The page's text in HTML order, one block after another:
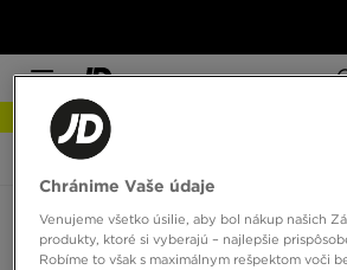
JD Sports Nike Huarache Run
Nike Huarache
0 produktov
Chránime Vaše údaje
Venujeme všetko úsilie, aby bol nákup našich
produkty, ktoré si vyberajú – najlepšie
Robíme to však s maximálnym rešpektom voči